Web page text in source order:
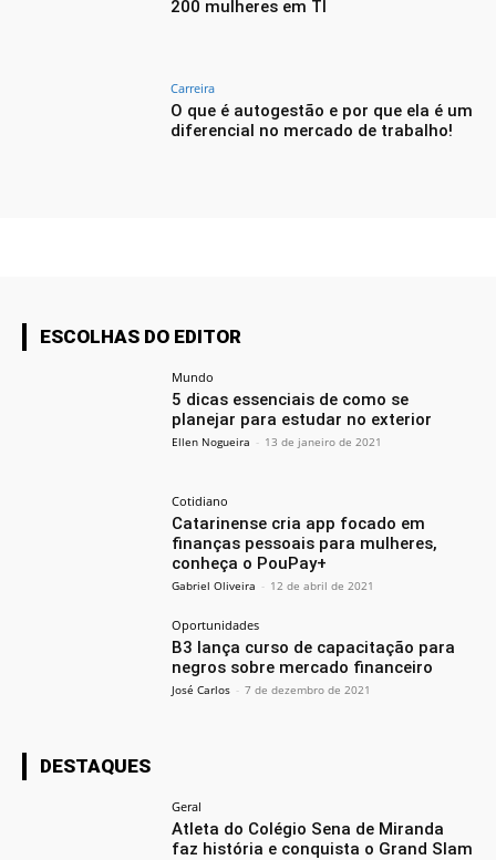
200 mulheres em TI
Carreira
O que é autogestão e por que ela é um
diferencial no mercado de trabalho!
ESCOLHAS DO EDITOR
Mundo
5 dicas essenciais de como se
planejar para estudar no exterior
Ellen Nogueira - 13 de janeiro de 2021
Cotidiano
Catarinense cria app focado em
finanças pessoais para mulheres,
conheça o PouPay+
Gabriel Oliveira - 12 de abril de 2021
Oportunidades
B3 lança curso de capacitação para
negros sobre mercado financeiro
José Carlos - 7 de dezembro de 2021
DESTAQUES
Geral
Atleta do Colégio Sena de Miranda
faz história e conquista o Grand Slam